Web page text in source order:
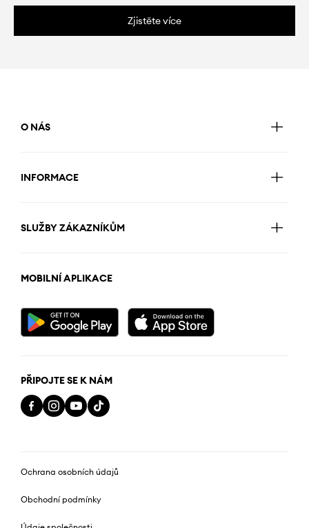
Zjistěte více
O NÁS
INFORMACE
SLUŽBY ZÁKAZNÍKŮM
MOBILNÍ APLIKACE
PŘIPOJTE SE K NÁM
Ochrana osobních údajů
Obchodní podmínky